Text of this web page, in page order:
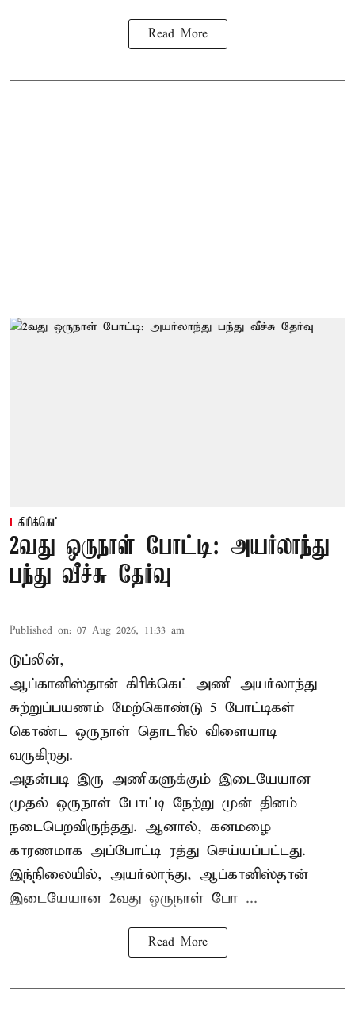
Read More
கிரிக்கெட்
2வது ஒருநாள் போட்டி: அயர்லாந்து
பந்து வீச்சு தேர்வு
Published on: 07 Aug 2026, 11:33 am
டுப்லின்,
ஆப்கானிஸ்தான் கிரிக்கெட் அணி அயர்லாந்து
சுற்றுப்பயணம் மேற்கொண்டு 5 போட்டிகள்
கொண்ட ஒருநாள் தொடரில் விளையாடி
வருகிறது.
அதன்படி இரு அணிகளுக்கும் இடையேயான
முதல் ஒருநாள் போட்டி நேற்று முன் தினம்
நடைபெறவிருந்தது. ஆனால், கனமழை
காரணமாக அப்போட்டி ரத்து செய்யப்பட்டது.
இந்நிலையில், அயர்லாந்து, ஆப்கானிஸ்தான்
இடையேயான 2வது ஒருநாள் போ ...
Read More